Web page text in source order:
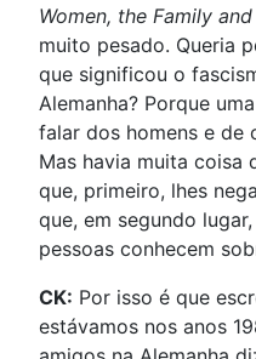
Women, the Family
muito pesado. Queria
que significou o
Alemanha? Porque
falar dos homens e de
Mas havia muita coisa
que, primeiro, lhes
que, em segundo
pessoas conhecem
CK: Por isso é que
estávamos nos anos